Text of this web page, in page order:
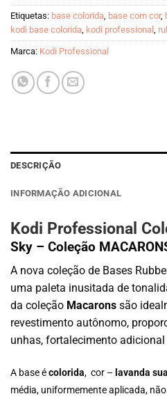
Etiquetas: base colorida base com cor,
kodi base colorida kodi professional
Marca: Kodi Professional
DESCRIÇÃO
INFORMAÇÃO ADICIONAL
Kodi Professional
Sky – Coleção
A nova coleção de Bases
uma paleta inusitada de
da coleção Macarons são
revestimento autônomo,
unhas, fortalecimento
A base écolorida, cor – lavanda
média, uniformemente aplicada,